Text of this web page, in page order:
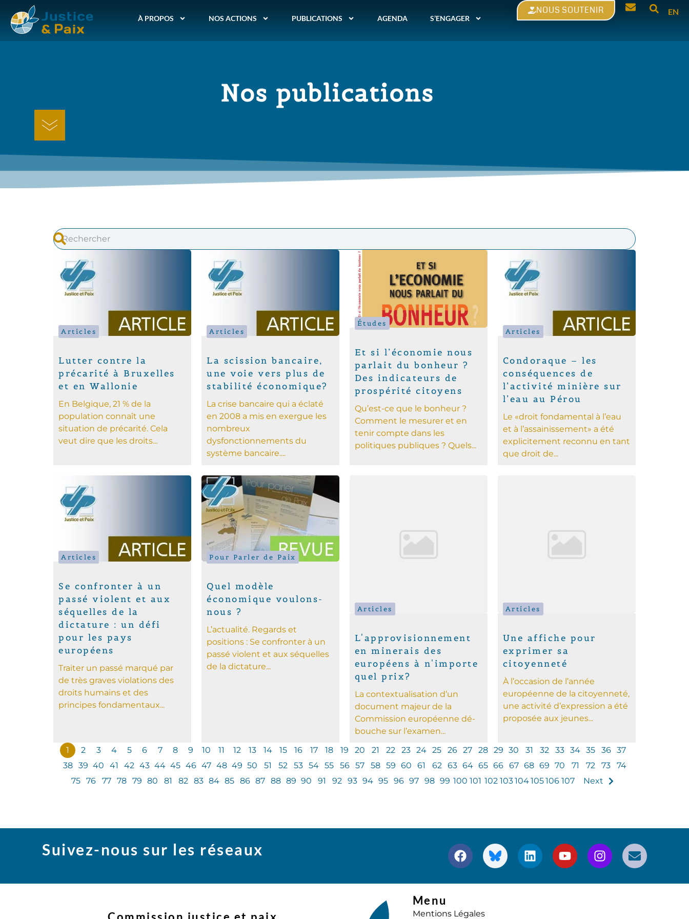
À PROPOS NOS ACTIONS PUBLICATIONS AGENDA S’ENGAGER
NOUS SOUTENIR EN
Nos publications
Articles
Lutter contre la
précarité à Bruxelles
et en Wallonie
En Belgique, 21 % de la
population connaît une
situation de précarité. Cela
veut dire que les droits...
Articles
La scission bancaire,
une voie vers plus de
stabilité économique?
La crise bancaire qui a éclaté
en 2008 a mis en exergue les
nombreux
dysfonctionnements du
système bancaire....
Études
Et si l’économie nous
parlait du bonheur ?
Des indicateurs de
prospérité citoyens
Qu’est-ce que le bonheur ?
Comment le mesurer et en
tenir compte dans les
politiques publiques ? Quels...
Articles
Condoraque – les
conséquences de
l’activité minière sur
l’eau au Pérou
Le «droit fondamental à l’eau
et à l’assainissement» a été
explicitement reconnu en tant
que droit de...
Articles
Se confronter à un
passé violent et aux
séquelles de la
dictature : un défi
pour les pays
européens
Traiter un passé marqué par
de très graves violations des
droits humains et des
principes fondamentaux...
Pour Parler de Paix
Quel modèle
économique voulons-
nous ?
L’actualité. Regards et
positions : Se confronter à un
passé violent et aux séquelles
de la dictature...
Articles
L'approvisionnement
en minerais des
européens à n'importe
quel prix?
La contextualisation d’un
document majeur de la
Commission européenne dé­
bouche sur l’examen...
Articles
Une affiche pour
exprimer sa
citoyenneté
À l’occasion de l’année
européenne de la citoyenneté,
une activité d’expression a été
proposée aux jeunes...
1 2 3 4 5 6 7 8 9 10 11 12 13 14 15 16 17 18 19 20 21 22 23 24 25 26 27 28 29 30 31 32 33 34 35 36
37
38
39 40 41 42 43 44 45 46 47 48 49 50 51 52 53 54 55 56 57 58 59 60 61 62 63 64 65 66 67 68 69 70 71 72 73
74
75
76 77 78 79 80 81 82 83 84 85 86 87 88 89 90 91 92 93 94 95 96 97 98 99 100 101 102 103104105106 107 Next
Suivez-nous sur les réseaux
Menu
Mentions Légales